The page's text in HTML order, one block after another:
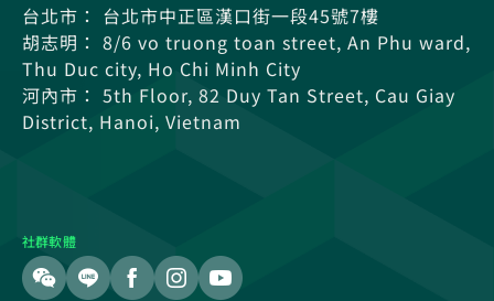
台北市： 台北市中正區漢口街一段45號7樓
胡志明： 8/6 vo truong toan street, An Phu ward,
Thu Duc city, Ho Chi Minh City
河內市： 5th Floor, 82 Duy Tan Street, Cau Giay
District, Hanoi, Vietnam
社群軟體